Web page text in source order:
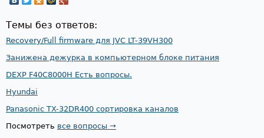
Темы без ответов:
Recovery/Full firmware для JVC LT-39VH300
Занижена дежурка в компьютерном блоке питания
DEXP F40C8000H Есть вопросы.
Hyundai
Panasonic TX-32DR400 сортировка каналов
Посмотреть все вопросы →